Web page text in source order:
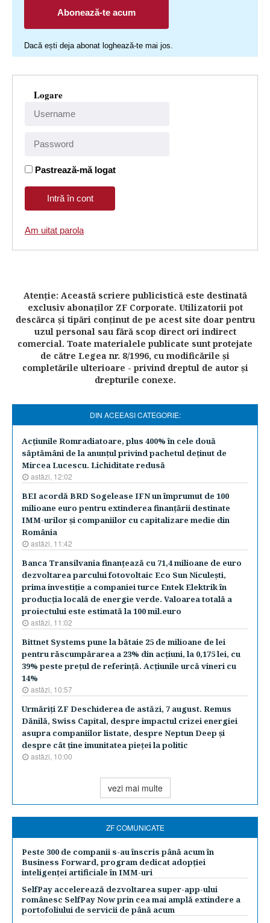
Abonează-te acum
Dacă ești deja abonat loghează-te mai jos.
Logare
Pastrează-mă logat
Am uitat parola
Atenţie: Această scriere publicistică este destinată
exclusiv abonaţilor ZF Corporate. Utilizatorii pot
descărca şi tipări conţinut de pe acest site doar pentru
uzul personal sau fără scop direct ori indirect
comercial. Toate materialele publicate sunt protejate
de către Legea nr. 8/1996, cu modificările şi
completările ulterioare - privind dreptul de autor şi
drepturile conexe.
DIN ACEEASI CATEGORIE:
Acţiunile Romradiatoare, plus 400% în cele două
săptămâni de la anunţul privind pachetul deţinut de
Mircea Lucescu. Lichiditate redusă
astăzi, 12:02
BEI acordă BRD Sogelease IFN un împrumut de 100
milioane euro pentru extinderea finanţării destinate
IMM-urilor şi companiilor cu capitalizare medie din
România
astăzi, 11:42
Banca Transilvania finanţează cu 71,4 milioane de euro
dezvoltarea parcului fotovoltaic Eco Sun Niculeşti,
prima investiţie a companiei turce Entek Elektrik în
producţia locală de energie verde. Valoarea totală a
proiectului este estimată la 100 mil.euro
astăzi, 11:02
Bittnet Systems pune la bătaie 25 de milioane de lei
pentru răscumpărarea a 23% din acţiuni, la 0,175 lei, cu
39% peste preţul de referinţă. Acţiunile urcă vineri cu
14%
astăzi, 10:57
Urmăriţi ZF Deschiderea de astăzi, 7 august. Remus
Dănilă, Swiss Capital, despre impactul crizei energiei
asupra companiilor listate, despre Neptun Deep şi
despre cât ţine imunitatea pieţei la politic
astăzi, 10:00
vezi mai multe
ZF COMUNICATE
Peste 300 de companii s-au înscris până acum în
Business Forward, program dedicat adopției
inteligenței artificiale în IMM-uri
SelfPay accelerează dezvoltarea super-app-ului
românesc SelfPay Now prin cea mai amplă extindere a
portofoliului de servicii de până acum